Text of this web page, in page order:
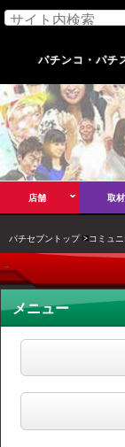
パチンコ・パチ
店舗 取材
パチセブントップ コミュ
メニュー